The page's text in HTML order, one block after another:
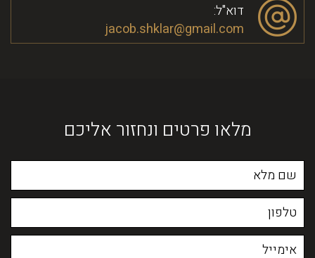
דוא"ל:
jacob.shklar@gmail.com
מלאו פרטים ונחזור אליכם